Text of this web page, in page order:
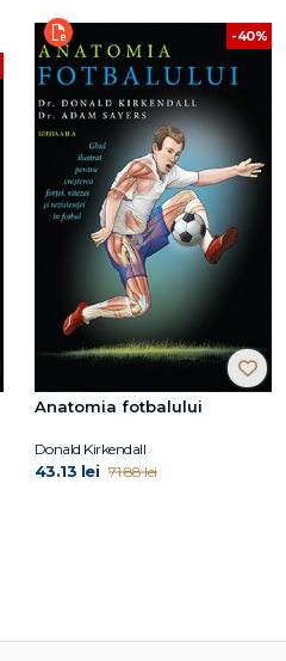
-40%
Anatomia fotbalului
Donald Kirkendall
43.13 lei 71.88 lei